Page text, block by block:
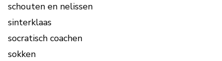
schouten en nelissen
sinterklaas
socratisch coachen
sokken